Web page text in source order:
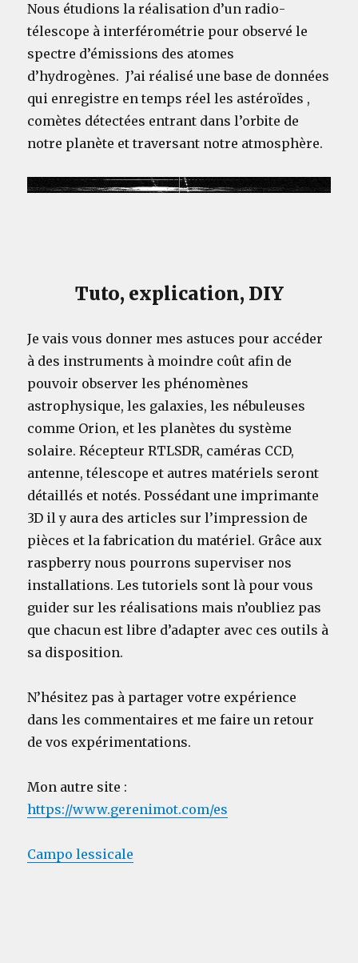
Nous étudions la réalisation d’un radio-
télescope à interférométrie pour observé le
spectre d’émissions des atomes
d’hydrogènes. J’ai réalisé une base de données
qui enregistre en temps réel les astéroïdes ,
comètes détectées entrant dans l’orbite de
notre planète et traversant notre atmosphère.
Tuto, explication, DIY
Je vais vous donner mes astuces pour accéder
à des instruments à moindre coût afin de
pouvoir observer les phénomènes
astrophysique, les galaxies, les nébuleuses
comme Orion, et les planètes du système
solaire. Récepteur RTLSDR, caméras CCD,
antenne, télescope et autres matériels seront
détaillés et notés. Possédant une imprimante
3D il y aura des articles sur l’impression de
pièces et la fabrication du matériel. Grâce aux
raspberry nous pourrons superviser nos
installations. Les tutoriels sont là pour vous
guider sur les réalisations mais n’oubliez pas
que chacun est libre d’adapter avec ces outils à
sa disposition.
N’hésitez pas à partager votre expérience
dans les commentaires et me faire un retour
de vos expérimentations.
Mon autre site :
https://www.gerenimot.com/es
Campo lessicale